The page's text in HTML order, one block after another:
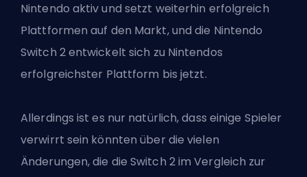
Nintendo aktiv und setzt weiterhin erfolgreich
Plattformen auf den Markt, und die Nintendo
Switch 2 entwickelt sich zu Nintendos
erfolgreichster Plattform bis jetzt.
Allerdings ist es nur natürlich, dass einige Spieler
verwirrt sein könnten über die vielen
Änderungen, die die Switch 2 im Vergleich zur